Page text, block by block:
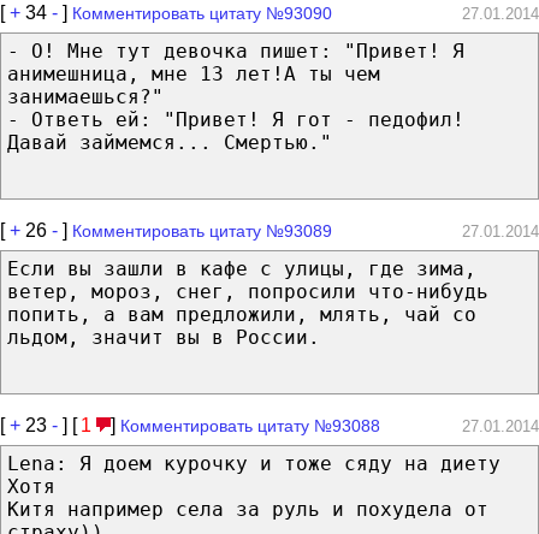
[+ 34 - ] Комментировать цитату №93090 27.01.2014
- О! Мне тут девочка пишет: "Привет! Я
анимешница, мне 13 лет!А ты чем
занимаешься?"
- Ответь ей: "Привет! Я гот - педофил!
Давай займемся... Смертью."
[+ 26 - ] Комментировать цитату №93089 27.01.2014
Если вы зашли в кафе с улицы, где зима,
ветер, мороз, снег, попросили что-нибудь
попить, а вам предложили, млять, чай со
льдом, значит вы в России.
[+ 23 - ] [ 1 ] Комментировать цитату №93088 27.01.2014
Lena: Я доем курочку и тоже сяду на диету
Хотя
Китя например села за руль и похудела от